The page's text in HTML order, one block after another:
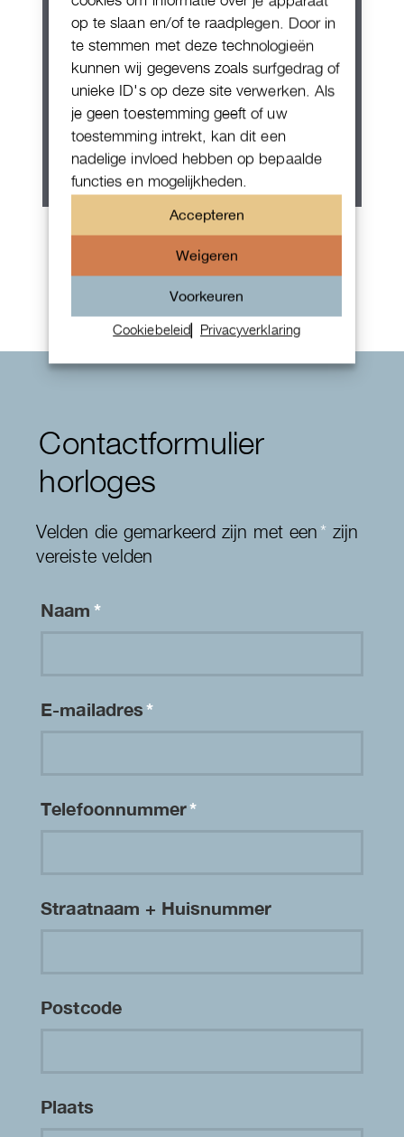
op te slaan en/of te raadplegen. Door in
te stemmen met deze technologieën
kunnen wij gegevens zoals surfgedrag of
unieke ID's op deze site verwerken. Als
je geen toestemming geeft of uw
toestemming intrekt, kan dit een
nadelige invloed hebben op bepaalde
functies en mogelijkheden.
Accepteren
Weigeren
Voorkeuren
Cookiebeleid Privacyverklaring
Patek Philippe Annual Calendar
Chornograaf
Contactformulier
horloges
Velden die gemarkeerd zijn met een* zijn
vereiste velden
Naam*
E-mailadres*
Telefoonnummer*
Straatnaam + Huisnummer
Postcode
Plaats